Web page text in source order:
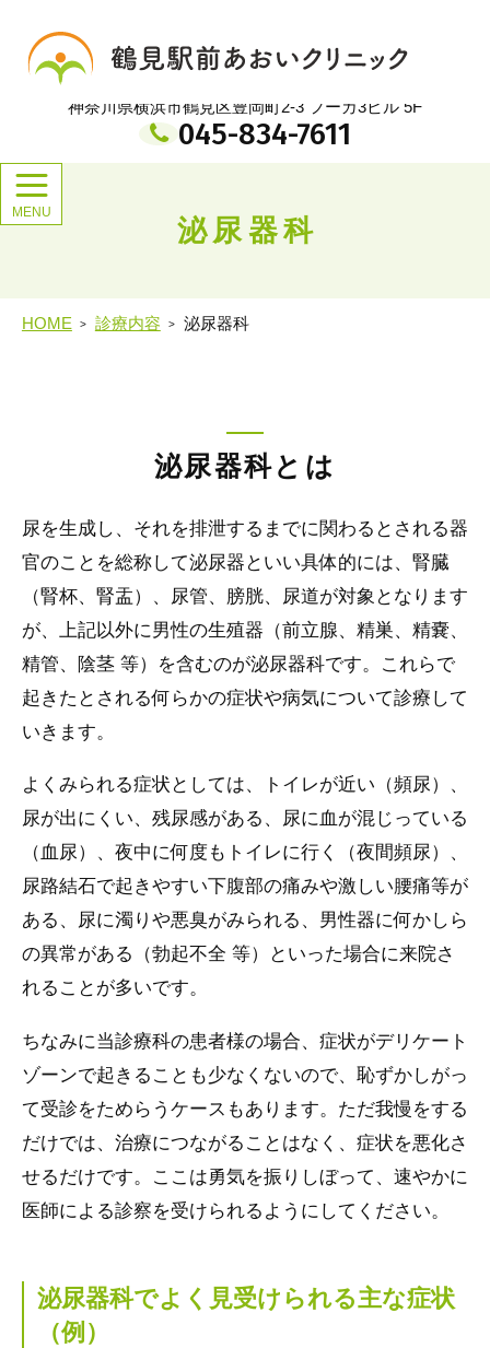
鶴見駅前あおいクリニック
神奈川県横浜市鶴見区豊岡町2-3 フーガ3ビル 5F
045-834-7611
HOME 診療内容 泌尿器科
泌尿器科
泌尿器科とは
尿を生成し、それを排泄するまでに関わるとされる器
官のことを総称して泌尿器といい具体的には、腎臓
（腎杯、腎盂）、尿管、膀胱、尿道が対象となります
が、上記以外に男性の生殖器（前立腺、精巣、精嚢、
精管、陰茎 等）を含むのが泌尿器科です。これらで
起きたとされる何らかの症状や病気について診療して
いきます。
よくみられる症状としては、トイレが近い（頻尿）、
尿が出にくい、残尿感がある、尿に血が混じっている
（血尿）、夜中に何度もトイレに行く（夜間頻尿）、
尿路結石で起きやすい下腹部の痛みや激しい腰痛等が
ある、尿に濁りや悪臭がみられる、男性器に何かしら
の異常がある（勃起不全 等）といった場合に来院さ
れることが多いです。
ちなみに当診療科の患者様の場合、症状がデリケート
ゾーンで起きることも少なくないので、恥ずかしがっ
て受診をためらうケースもあります。ただ我慢をする
だけでは、治療につながることはなく、症状を悪化さ
せるだけです。ここは勇気を振りしぼって、速やかに
医師による診察を受けられるようにしてください。
泌尿器科でよく見受けられる主な症状
（例）